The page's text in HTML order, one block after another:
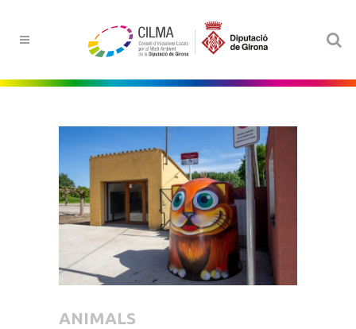
ANIMALS